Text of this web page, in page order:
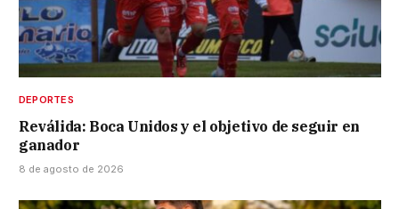
DEPORTES
Reválida: Boca Unidos y el objetivo de seguir en
ganador
8 de agosto de 2026